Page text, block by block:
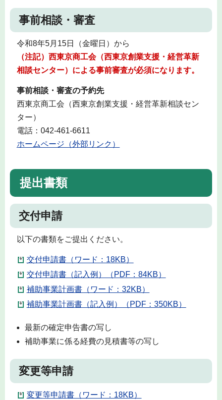
事前相談・審査
令和8年5月15日（金曜日）から
（注記）西東京商工会（西東京創業支援・経営革新
相談センター）による事前審査が必須になります。
事前相談・審査の予約先
西東京商工会（西東京創業支援・経営革新相談セン
ター）
電話：042-461-6611
ホームページ（外部リンク）
提出書類
交付申請
以下の書類をご提出ください。
交付申請書（ワード：18KB）
交付申請書（記入例）（PDF：84KB）
補助事業計画書（ワード：32KB）
補助事業計画書（記入例）（PDF：350KB）
最新の確定申告書の写し
補助事業に係る経費の見積書等の写し
変更等申請
変更等申請書（ワード：18KB）